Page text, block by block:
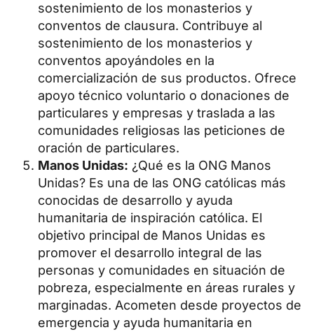
sostenimiento de los monasterios y
conventos de clausura. Contribuye al
sostenimiento de los monasterios y
conventos apoyándoles en la
comercialización de sus productos. Ofrece
apoyo técnico voluntario o donaciones de
particulares y empresas y traslada a las
comunidades religiosas las peticiones de
oración de particulares.
Manos Unidas: ¿Qué es la ONG Manos
Unidas? Es una de las ONG católicas más
conocidas de desarrollo y ayuda
humanitaria de inspiración católica. El
objetivo principal de Manos Unidas es
promover el desarrollo integral de las
personas y comunidades en situación de
pobreza, especialmente en áreas rurales y
marginadas. Acometen desde proyectos de
emergencia y ayuda humanitaria en